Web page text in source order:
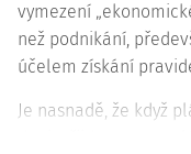
vymezení
než podnikání,
účelem získání
Je nasnadě, že když